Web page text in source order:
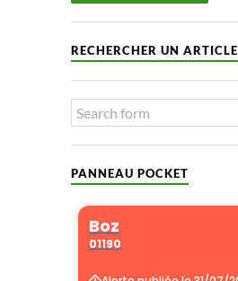
RECHERCHER UN ARTICLE
PANNEAU POCKET